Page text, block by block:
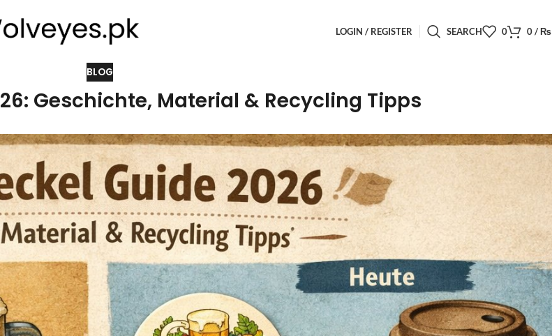
LOGIN / REGISTER SEARCH 0 0/₨
BLOG
Geschichte, Material & Recycling Tipps